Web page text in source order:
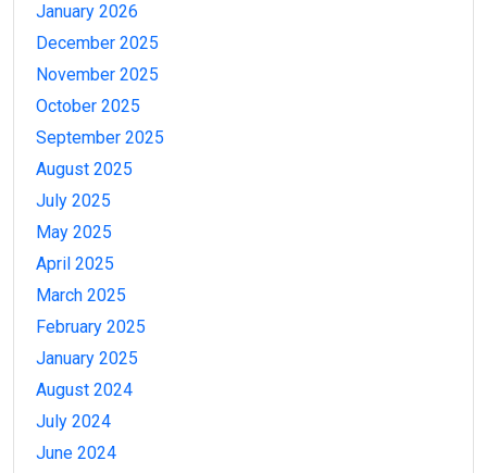
January 2026
December 2025
November 2025
October 2025
September 2025
August 2025
July 2025
May 2025
April 2025
March 2025
February 2025
January 2025
August 2024
July 2024
June 2024